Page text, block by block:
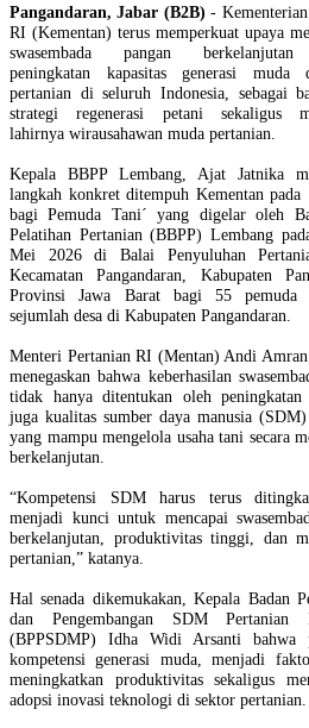
Pangandaran, Jabar (B2B)-
RI (Kementan) terus memperkuat upaya
swasembada pangan
peningkatan kapasitas generasi muda
pertanian di seluruh Indonesia, sebagai
strategi regenerasi petani sekaligus
lahirnya wirausahawan muda pertanian.
Kepala BBPP Lembang, Ajat Jatnika
langkah konkret ditempuh Kementan pada
bagi Pemuda Tani´ yang digelar oleh
Pelatihan Pertanian (BBPP) Lembang
Mei 2026 di Balai Penyuluhan
Kecamatan Pangandaran, Kabupaten
Provinsi Jawa Barat bagi 55
sejumlah desa di Kabupaten Pangandaran.
Menteri Pertanian RI (Mentan) Andi
menegaskan bahwa keberhasilan
tidak hanya ditentukan oleh peningkatan
juga kualitas sumber daya manusia
yang mampu mengelola usaha tani secara
berkelanjutan.
“Kompetensi SDM harus terus
menjadi kunci untuk mencapai
berkelanjutan, produktivitas tinggi, dan
pertanian,” katanya.
Hal senada dikemukakan, Kepala Badan
dan Pengembangan SDM Pertanian
(BPPSDMP) Idha Widi Arsanti bahwa
kompetensi generasi muda, menjadi
meningkatkan produktivitas sekaligus
adopsi inovasi teknologi di sektor pertanian.